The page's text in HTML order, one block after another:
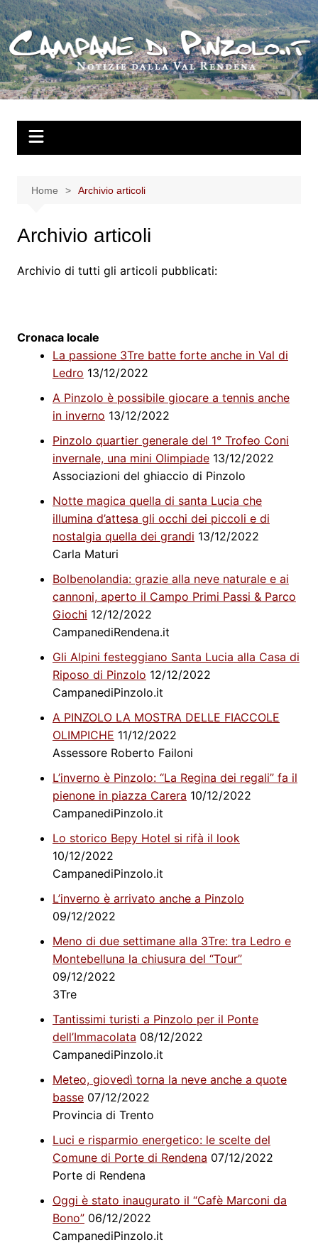
Salta
al
contenuto
Home Archivio articoli
Archivio articoli
Archivio di tutti gli articoli pubblicati:
Cronaca locale
La passione 3Tre batte forte anche in Val di
Ledro 13/12/2022
A Pinzolo è possibile giocare a tennis anche
in inverno 13/12/2022
Pinzolo quartier generale del 1° Trofeo Coni
invernale, una mini Olimpiade13/12/2022
Associazioni del ghiaccio di Pinzolo
Notte magica quella di santa Lucia che
illumina d’attesa gli occhi dei piccoli e di
nostalgia quella dei grandi 13/12/2022
Carla Maturi
Bolbenolandia: grazie alla neve naturale e ai
cannoni, aperto il Campo Primi Passi & Parco
Giochi 12/12/2022
CampanediRendena.it
Gli Alpini festeggiano Santa Lucia alla Casa di
Riposo di Pinzolo 12/12/2022
CampanediPinzolo.it
A PINZOLO LA MOSTRA DELLE FIACCOLE
OLIMPICHE 11/12/2022
Assessore Roberto Failoni
L’inverno è Pinzolo: “La Regina dei regali” fa il
pienone in piazza Carera 10/12/2022
CampanediPinzolo.it
Lo storico Bepy Hotel si rifà il look
10/12/2022
CampanediPinzolo.it
L’inverno è arrivato anche a Pinzolo
09/12/2022
Meno di due settimane alla 3Tre: tra Ledro e
Montebelluna la chiusura del “Tour”
09/12/2022
3Tre
Tantissimi turisti a Pinzolo per il Ponte
dell’Immacolata 08/12/2022
CampanediPinzolo.it
Meteo, giovedì torna la neve anche a quote
basse07/12/2022
Provincia di Trento
Luci e risparmio energetico: le scelte del
Comune di Porte di Rendena 07/12/2022
Porte di Rendena
Oggi è stato inaugurato il “Cafè Marconi da
Bono”06/12/2022
CampanediPinzolo.it